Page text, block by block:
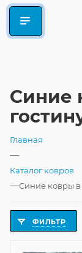
Синие
Главная
—
Каталог ковров
—Синие ковры в
ФИЛЬТР